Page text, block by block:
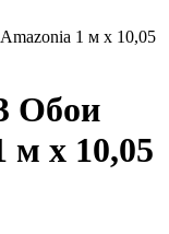
1 м х 10,05
Обои
м х 10,05